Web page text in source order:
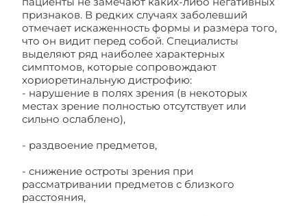
признаков. В редких случаях заболевший
отмечает искаженность формы и размера того,
что он видит перед собой. Специалисты
выделяют ряд наиболее характерных
симптомов, которые сопровождают
хориоретинальную дистрофию:
- нарушение в полях зрения (в некоторых
местах зрение полностью отсутствует или
сильно ослаблено),
- раздвоение предметов,
- снижение остроты зрения при
рассматривании предметов с близкого
расстояния,